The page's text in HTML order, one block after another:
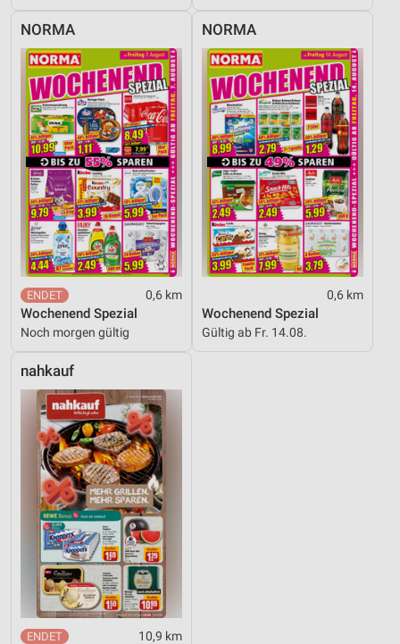
NORMA
0,6 km
Wochenend Spezial
Noch morgen gültig
NORMA
0,6 km
Wochenend Spezial
Gültig ab Fr. 14.08.
nahkauf
10,9 km